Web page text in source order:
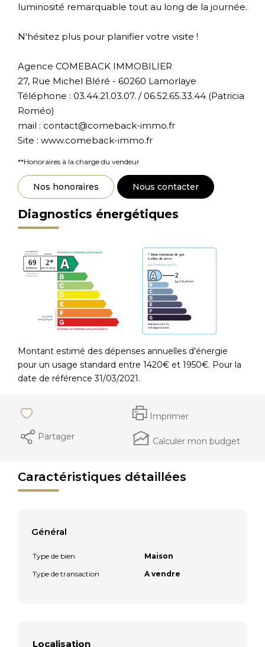
luminosité remarquable tout au long de la journée.
N'hésitez plus pour planifier votre visite !
Agence COMEBACK IMMOBILIER
27, Rue Michel Bléré - 60260 Lamorlaye
Téléphone : 03.44.21.03.07. / 06.52.65.33.44 (Patricia
Roméo)
mail : contact@comeback-immo.fr
Site : www.comeback-immo.fr
**Honoraires à la charge du vendeur
Nos honoraires Nous contacter
Diagnostics énergétiques
Montant estimé des dépenses annuelles d'énergie
pour un usage standard entre 1420€ et 1950€. Pour la
date de référence 31/03/2021.
Imprimer
Partager
Calculer mon budget
Caractéristiques détaillées
Général
Type de bien
Maison
Type de transaction
A vendre
Localisation